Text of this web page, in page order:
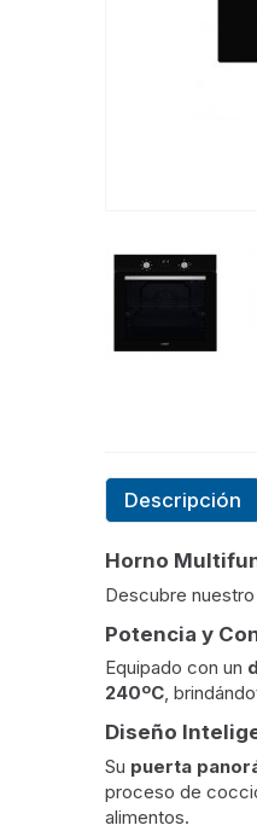
Descripción
Horno
Descubre
Potencia y
Equipado con un
240ºC,
Diseño
Su puerta
proceso de
alimentos.